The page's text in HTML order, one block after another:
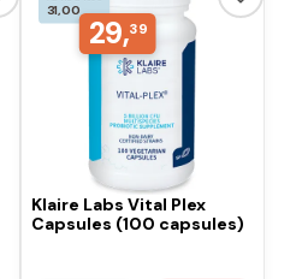
31,00
29,39
Klaire Labs Vital Plex
Capsules (100 capsules)